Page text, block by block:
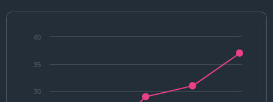
30
35
40